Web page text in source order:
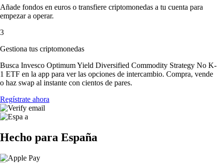
Añade fondos en euros o transfiere criptomonedas a tu cuenta para
empezar a operar.
3
Gestiona tus criptomonedas
Busca Invesco Optimum Yield Diversified Commodity Strategy No K-
1 ETF en la app para ver las opciones de intercambio. Compra, vende
o haz swap al instante con cientos de pares.
Regístrate ahora
Hecho para España